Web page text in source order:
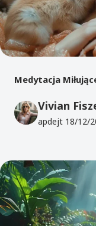
Medytacja
Vivian
apdejt 18/12/